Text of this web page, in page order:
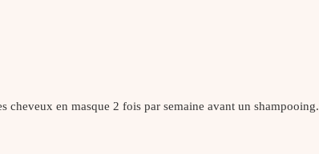
en masque 2 fois par semaine avant un shampooing.